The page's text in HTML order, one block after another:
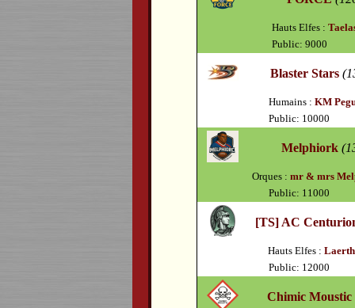
Hauts Elfes :
Public: 9000
Blaster Stars
Humains :KM
Public: 10000
Melphiork
Orques : mr & mrs
Public: 11000
[TS] AC
Hauts Elfes :
Public: 12000
Chimic Moustic